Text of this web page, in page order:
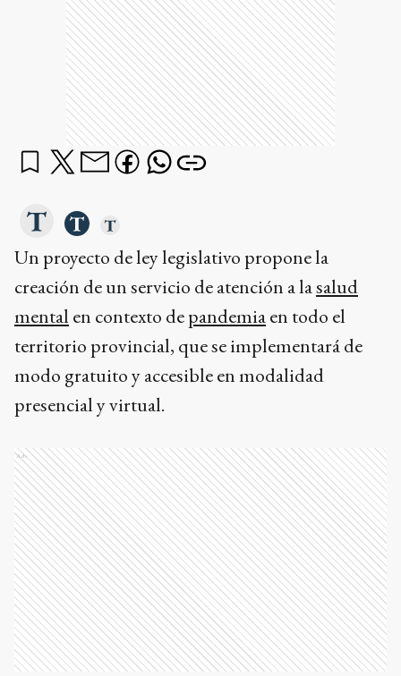
Un proyecto de ley legislativo propone la
creación de un servicio de atención a lasalud
mental en contexto depandemiaen todo el
territorio provincial, que se implementará de
modo gratuito y accesible en modalidad
presencial y virtual.
Ads